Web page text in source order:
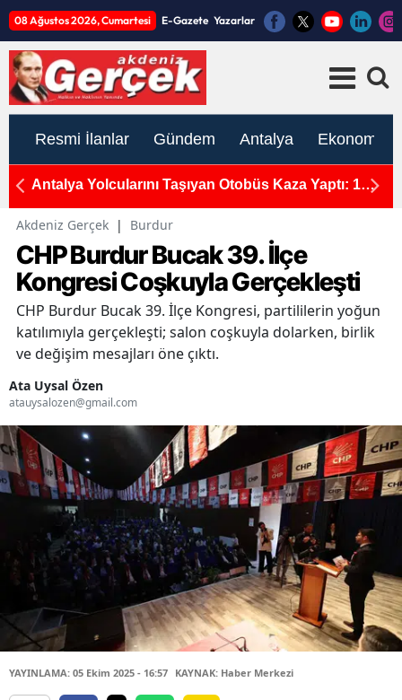
08 Ağustos 2026, Cumartesi E-Gazete Yazarlar
Resmi İlanlar Gündem Antalya Ekonomi
Antalya Yolcularını Taşıyan Otobüs Kaza Yaptı: 1
Akdeniz Gerçek | Burdur
CHP Burdur Bucak 39. İlçe
Kongresi Coşkuyla Gerçekleşti
CHP Burdur Bucak 39. İlçe Kongresi, partililerin yoğun
katılımıyla gerçekleşti; salon coşkuyla dolarken, birlik
ve değişim mesajları öne çıktı.
Ata Uysal Özen
atauysalozen@gmail.com
YAYINLAMA: 05 Ekim 2025 - 16:57 KAYNAK: Haber Merkezi